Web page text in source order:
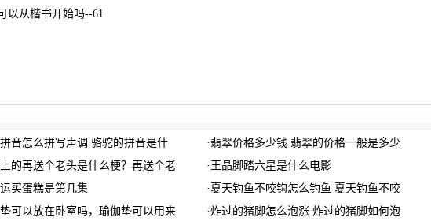
以从楷书开始吗--61
音怎么拼写声调 骆驼的拼音是什 · 翡翠价格多少钱 翡翠的价格一般是多少
的再送个老头是什么梗？再送个老 · 王晶脚踏六星是什么电影
买蛋糕是第几集 · 夏天钓鱼不咬钩怎么钓鱼 夏天钓鱼不咬
可以放在卧室吗，瑜伽垫可以用来 ·炸过的猪脚怎么泡涨 炸过的猪脚如何泡